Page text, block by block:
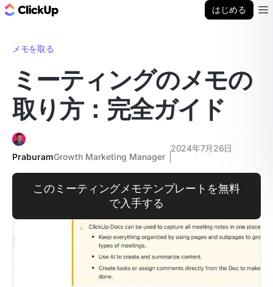
はじめる
メモを取る
ミーティングのメモの
取り方：完全ガイド
PraburamGrowth Marketing Manager
2024年7月26日
このミーティングメモテンプレートを無料
で入手する